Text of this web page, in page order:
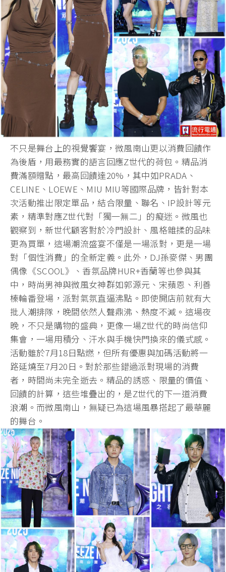
不只是舞台上的視覺饗宴，微風南山更以消費回饋作
為後盾，用最務實的語言回應Z世代的荷包。精品消
費滿額贈點，最高回饋達20%，其中如PRADA、
CELINE、LOEWE、MIU MIU等國際品牌，皆針對本
次活動推出限定單品，結合限量、聯名、IP設計等元
素，精準對應Z世代對「獨一無二」的癡迷。微風也
觀察到，新世代顧客對於冷門設計、風格雜揉的品味
更為買單，這場潮流盛宴不僅是一場派對，更是一場
對「個性消費」的全新定義。此外，DJ孫麥傑、男團
偶像《SCOOL》、香氛品牌HUR+香蘭等也參與其
中，時尚男神與微風女神群如郭源元、宋蘋恩、利善
榛輪番登場，派對氣氛直逼沸點。即使開店前就有大
批人潮排隊，晚間依然人聲鼎沸、熱度不減。這場夜
晚，不只是購物的盛典，更像一場Z世代的時尚信仰
集會，一場用積分、汗水與手機快門換來的儀式感。
活動雖於7月18日點燃，但所有優惠與加碼活動將一
路延燒至7月20日。對於那些錯過派對現場的消費
者，時間尚未完全逝去。精品的誘惑、限量的價值、
回饋的計算，這些堆疊出的，是Z世代的下一道消費
浪潮。而微風南山，無疑已為這場風暴搭起了最華麗
的舞台。